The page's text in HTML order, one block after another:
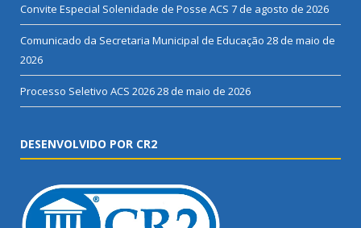
Convite Especial Solenidade de Posse ACS 7 de agosto de 2026
Comunicado da Secretaria Municipal de Educação 28 de maio de
2026
Processo Seletivo ACS 202628 de maio de 2026
DESENVOLVIDO POR CR2